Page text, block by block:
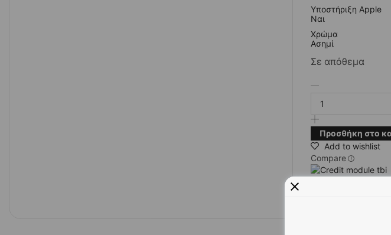
Υποστήριξη Apple
Ναι
Χρώμα
Ασημί
Σε απόθεμα
Προσθήκη στο
Add to wishlist
Compare